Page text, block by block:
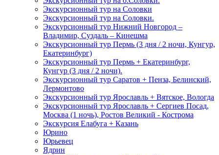
Экскурсионный тур на Соловки
Экскурсионный тур на Соловки.
Экскурсионный тур Нижний Новгород –
Владимир, Суздаль – Кинешма
Экскурсионный тур Пермь (3 дня / 2 ночи, Кунгур,
Екатеринбург)
Экскурсионный тур Пермь + Екатеринбург,
Кунгур (3 дня / 2 ночи).
Экскурсионный тур Саратов + Пенза, Белинский,
Лермонтово
Экскурсионный тур Ярославль + Вятское, Вологда
Экскурсионный тур Ярославль + Сергиев Посад,
Москва (1 ночь), Ростов Великий - Кострома
Экскурсия Елабуга + Казань
Юрино
Юрьевец
Ядрин